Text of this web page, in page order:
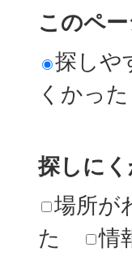
このペ
探しや
くかった
探しに
場所が
た
情